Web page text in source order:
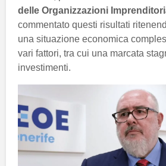
delle Organizzazioni
commentato questi risultati
una situazione economica
vari fattori, tra cui una marcata
investimenti.